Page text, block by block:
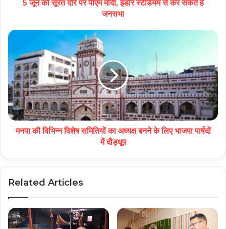
5 जून को सूरत दौरे पर पीएम मोदी, इंडोर स्टेडियम से कर सकते हैं
जनसभा
मनपा की विभिन्न विशेष समितियों का अध्यक्ष बनने के लिए भाजपा पार्षदों
में दौड़धूप
Related Articles